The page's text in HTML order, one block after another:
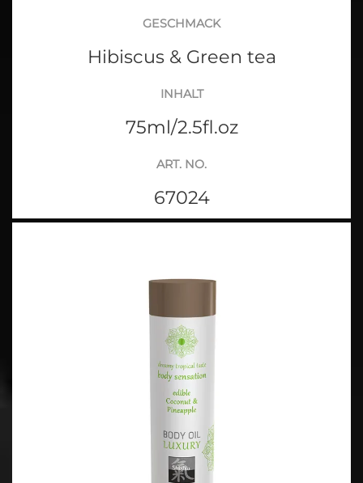
GESCHMACK
Hibiscus & Green tea
INHALT
75ml/2.5fl.oz
ART. NO.
67024